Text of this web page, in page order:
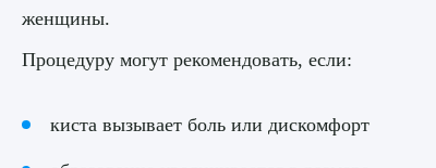
женщины.
Процедуру могут рекомендовать, если:
киста вызывает боль или дискомфорт